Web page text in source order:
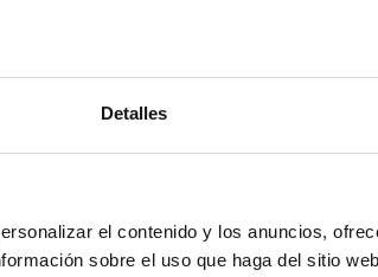
Detalles
el contenido y los anuncios,
sobre el uso que haga del sitio
estar empadronados fuera de
Foral de Navarra y la Mancomunidad